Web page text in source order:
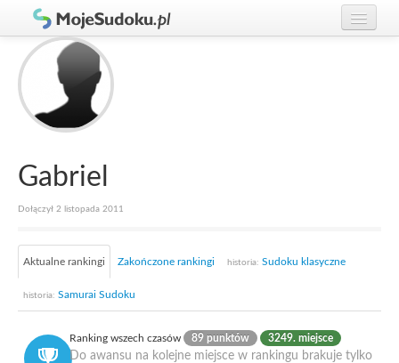
Graj w Sudoku!
Zasady Sudoku
Rankingi
Gracze
Gabriel
Dołączył 2 listopada 2011
Aktualne rankingi Zakończone rankingi historia: Sudoku klasyczne
historia: Samurai Sudoku
Ranking wszech czasów 89 punktów 3249. miejsce
Do awansu na kolejne miejsce w rankingu brakuje tylko